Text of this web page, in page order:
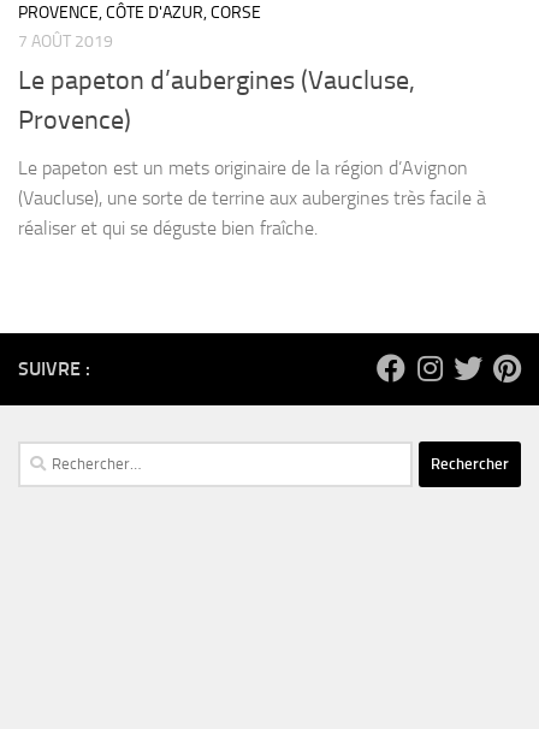
PROVENCE, CÔTE D'AZUR, CORSE
7 AOÛT 2019
Le papeton d’aubergines (Vaucluse,
Provence)
Le papeton est un mets originaire de la région d’Avignon
(Vaucluse), une sorte de terrine aux aubergines très facile à
réaliser et qui se déguste bien fraîche.
SUIVRE :
Rechercher :